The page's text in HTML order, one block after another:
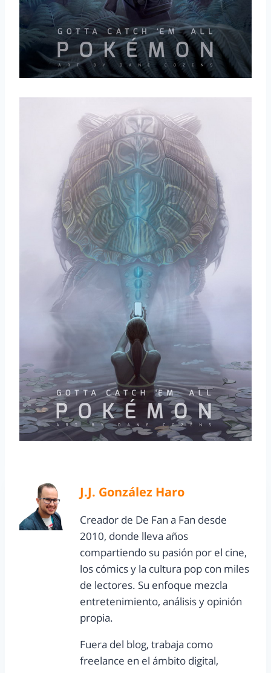
J.J. González Haro
Creador de De Fan a Fan desde
2010, donde lleva años
compartiendo su pasión por el cine,
los cómics y la cultura pop con miles
de lectores. Su enfoque mezcla
entretenimiento, análisis y opinión
propia.
Fuera del blog, trabaja como
freelance en el ámbito digital,